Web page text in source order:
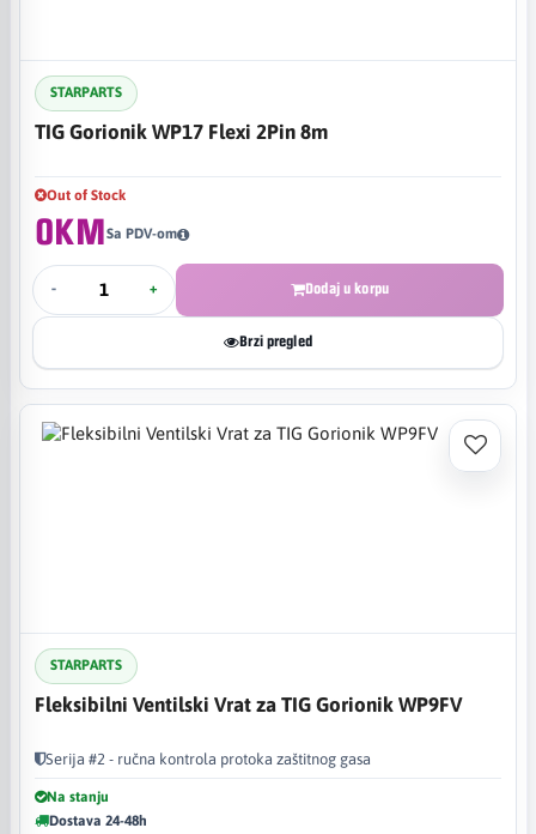
STARPARTS
TIG Gorionik WP17 Flexi 2Pin 8m
Out of Stock
0KMSa PDV-om
- + Dodaj u korpu
Brzi pregled
STARPARTS
Fleksibilni Ventilski Vrat za TIG Gorionik WP9FV
Serija #2 - ručna kontrola protoka zaštitnog gasa
Na stanju
Dostava 24-48h